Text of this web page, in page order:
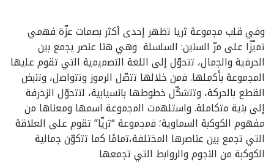
وﻓﻲ ﻗﻠب ﻣﺟﻣوﻋﺔ ﺛرﯾﺎ ﺗظﮭر إﺣدى أﻛﺛر ﺑﺻﻣﺎت ﻋزّة ﻓﮭﻣﻲ
ﺗﻣﯾّزًا ﻋﻠﻰ ﻣرّ اﻟﺳﻧﯾن: اﻟﺳﻠﺳﻠﺔ وھﻲ ھﻧﺎ ﻋﻧﺻر ﯾﺟﻣﻊ ﺑﯾن
اﻟﺣرﻓﯾﺔ واﻟﺟﻣﺎل، ﺗﺗﺣوّل إﻟﻰ اﻟﻠﻐﺔ اﻟﺗﺻﻣﯾﻣﯾﺔ اﻟﺗﻲ ﺗﻘوم ﻋﻠﯾﮭﺎ
اﻟﻣﺟﻣوﻋﺔ ﺑﺄﻛﻣﻠﮭﺎ. ﻓﻣن ﺧﻼﻟﮭﺎ ﺗﺗﺻّل اﻟرﻣوز وﺗﺗواﺻل، وﺗﻧﺑض
اﻟﻘطﻊ ﺑﺎﻟﺣرﻛﺔ، وﺗﺗﺷﻛّل ﺧطوطﮭﺎ ﺑﺎﻧﺳﯾﺎﺑﯾﺔ، ﻟﺗﺗﺣوّل اﻟزﺧرﻓﺔ
إﻟﻰ ﺑﻧﯾﺔ ﻣﺗﻛﺎﻣﻠﺔ. واﺳﺗﻠﮭﻣت اﻟﻣﺟﻣوﻋﺔ اﺳﻣﮭﺎ وﻣﻌﻧﺎھﺎ ﻣن
ﻣﻔﮭوم اﻟﻛوﻛﺑﺔ اﻟﺳﻣﺎوﯾﺔ؛ ﻓﻣﺟﻣوﻋﺔ “ﺛرﯾّﺎ” ﺗﻘوم ﻋﻠﻰ اﻟﻌﻼﻗﺔ
اﻟﺗﻲ ﺗﺟﻣﻊ ﺑﯾن ﻋﻧﺎﺻرھﺎ اﻟﻣﺧﺗﻠﻔﺔ،ﺗﻣﺎﻣًﺎ ﻛﻣﺎ ﺗﺗﻛوّن ﺟﻣﺎﻟﯾﺔ
اﻟﻛوﻛﺑﺔ ﻣن اﻟﻧﺟوم واﻟرواﺑط اﻟﺗﻲ ﺗﺟﻣﻌﮭﺎ